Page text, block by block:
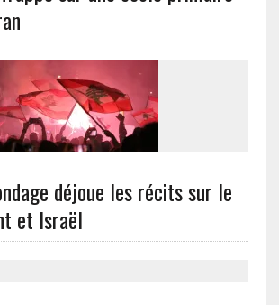
déjoue les récits sur le
et Israël